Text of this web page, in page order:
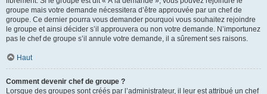
groupe mais votre demande nécessitera d’être approuvée par un chef de
groupe. Ce dernier pourra vous demander pourquoi vous souhaitez rejoindre
le groupe et ainsi décider s’il approuvera ou non votre demande. N’importunez
pas le chef de groupe s’il annule votre demande, il a sûrement ses raisons.
Haut
Comment devenir chef de groupe ?
Lorsque des groupes sont créés par l’administrateur, il leur est attribué un chef